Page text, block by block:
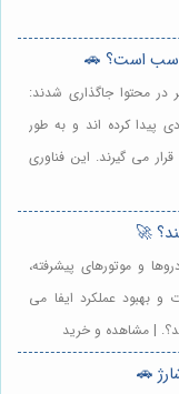
است؟ 🚗
در محتوا جاگذاری شدند:
پیدا کرده اند و به طور
می گیرند. این فناوری
🚀
و موتورهای پیشرفته،
و بهبود عملکرد ایفا می
| مشاهده و خرید